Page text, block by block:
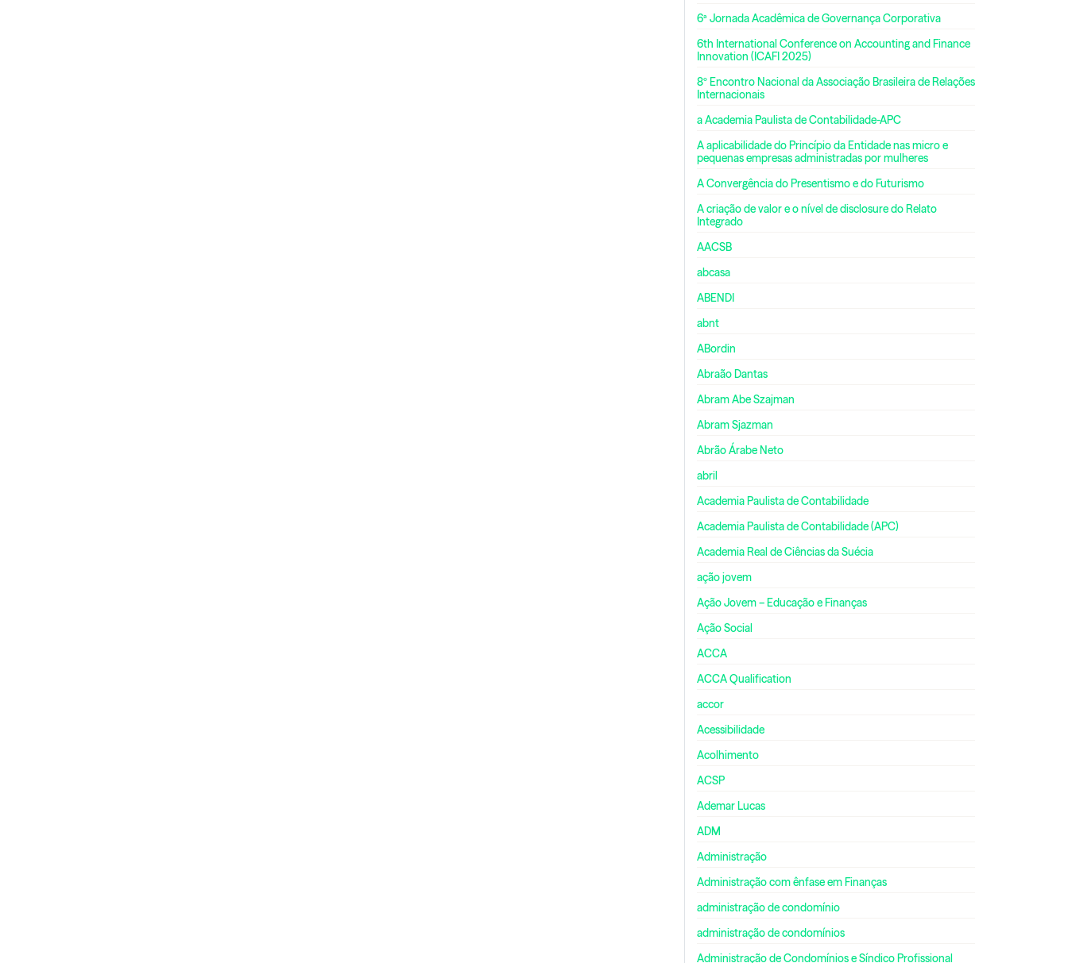
6ª Jornada Acadêmica de Governança Corporativa
6th International Conference on Accounting and Finance
Innovation (ICAFI 2025)
8º Encontro Nacional da Associação Brasileira de Relações
Internacionais
a Academia Paulista de Contabilidade-APC
A aplicabilidade do Princípio da Entidade nas micro e
pequenas empresas administradas por mulheres
A Convergência do Presentismo e do Futurismo
A criação de valor e o nível de disclosure do Relato
Integrado
AACSB
abcasa
ABENDI
abnt
ABordin
Abraão Dantas
Abram Abe Szajman
Abram Sjazman
Abrão Árabe Neto
abril
Academia Paulista de Contabilidade
Academia Paulista de Contabilidade (APC)
Academia Real de Ciências da Suécia
ação jovem
Ação Jovem – Educação e Finanças
Ação Social
ACCA
ACCA Qualification
accor
Acessibilidade
Acolhimento
ACSP
Ademar Lucas
ADM
Administração
Administração com ênfase em Finanças
administração de condomínio
administração de condomínios
Administração de Condomínios e Síndico Profissional